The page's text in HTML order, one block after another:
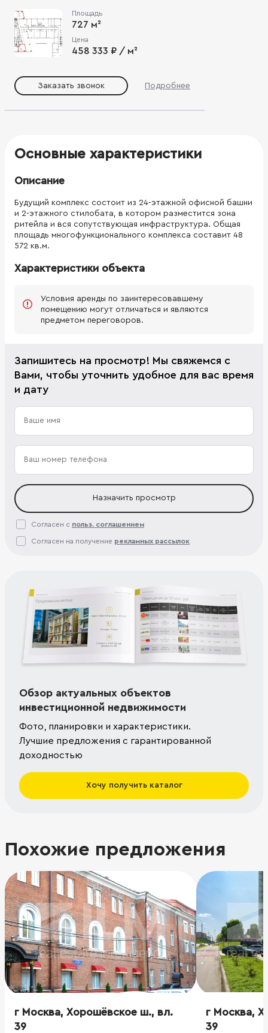
Площадь
727 м²
Цена
458 333 ₽ / м²
Заказать звонок Подробнее
Основные характеристики
Описание
Будущий комплекс состоит из 24-этажной офисной башни
и 2-этажного стилобата, в котором разместится зона
ритейла и вся сопутствующая инфраструктура. Общая
площадь многофункционального комплекса составит 48
572 кв.м.
Характеристики объекта
Условия аренды по заинтересовавшему
помещению могут отличаться и являются
предметом переговоров.
Запишитесь на просмотр! Мы свяжемся с
Вами, чтобы уточнить удобное для вас время
и дату
Назначить просмотр
Согласен с польз. соглашением
Согласен на получение рекламных рассылок
Обзор актуальных объектов
инвестиционной недвижимости
Фото, планировки и характеристики.
Лучшие предложения с гарантированной
доходностью
Хочу получить каталог
Похожие предложения
г Москва, Хорошёвское ш., вл.
39
г Москва,
39